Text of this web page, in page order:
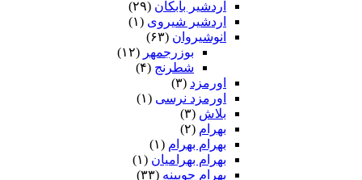
اردشیر بابکان (۲۹)
اردشیر شیروی (۱)
انوشیروان (۶۳)
بوزرجمهر (۱۲)
شطرنج (۴)
اورمزد (۳)
اورمزد نرسى‏ (۱)
بلاش (۳)
بهرام (۲)
بهرام بهرام (۱)
بهرام بهرامیان‏ (۱)
بهرام چوبینه (۳۳)